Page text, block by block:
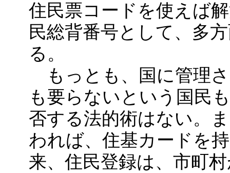
住民票コードを使えば
民総背番号として、多
る。
もっとも、国に管理
も要らないという国民
否する法的術はない。
われば、住基カードを
来、住民登録は、市町